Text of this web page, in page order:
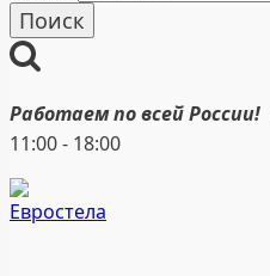
Работаем по всей России!
11:00 - 18:00